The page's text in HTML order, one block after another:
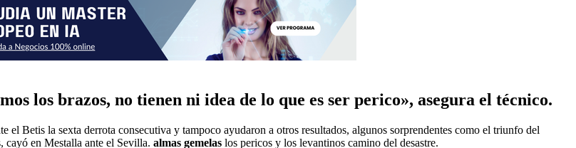
los brazos, no tienen ni idea de lo que es ser perico», asegura el técnico.
el Betis la sexta derrota consecutiva y tampoco ayudaron a otros resultados, algunos sorprendentes como el triunfo del
cayó en Mestalla ante el Sevilla. almas gemelas los pericos y los levantinos camino del desastre.